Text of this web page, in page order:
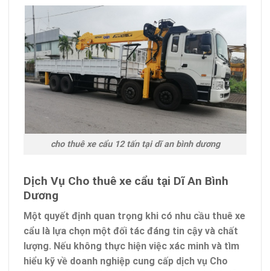
cho thuê xe cẩu 12 tấn tại dĩ an bình dương
Dịch Vụ Cho thuê xe cẩu tại Dĩ An Bình
Dương
Một quyết định quan trọng khi có nhu cầu thuê xe
cẩu là lựa chọn một đối tác đáng tin cậy và chất
lượng. Nếu không thực hiện việc xác minh và tìm
hiểu kỹ về doanh nghiệp cung cấp dịch vụ Cho